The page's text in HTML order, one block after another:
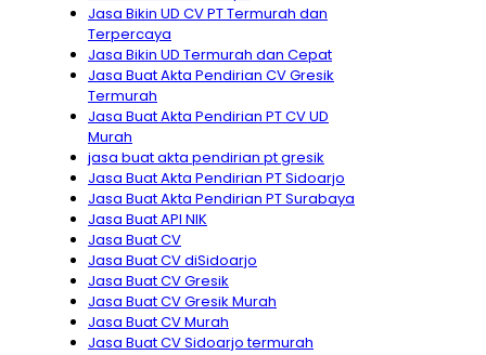
Jasa Bikin UD CV PT Termurah dan
Terpercaya
Jasa Bikin UD Termurah dan Cepat
Jasa Buat Akta Pendirian CV Gresik
Termurah
Jasa Buat Akta Pendirian PT CV UD
Murah
jasa buat akta pendirian pt gresik
Jasa Buat Akta Pendirian PT Sidoarjo
Jasa Buat Akta Pendirian PT Surabaya
Jasa Buat API NIK
Jasa Buat CV
Jasa Buat CV diSidoarjo
Jasa Buat CV Gresik
Jasa Buat CV Gresik Murah
Jasa Buat CV Murah
Jasa Buat CV Sidoarjo termurah